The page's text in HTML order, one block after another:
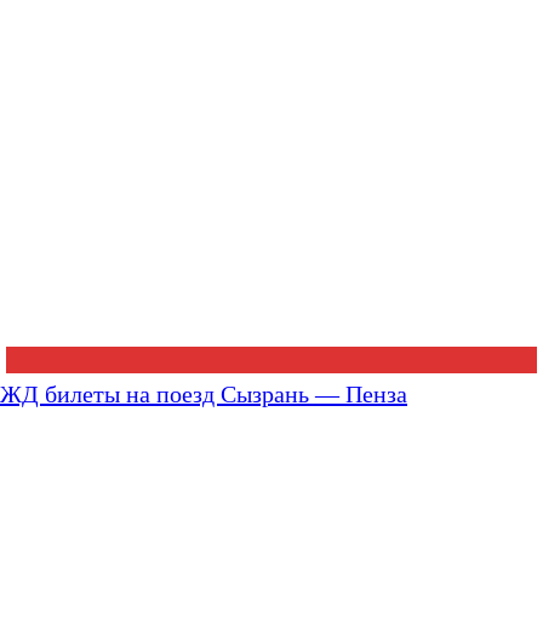
ЖД билеты на поезд Сызрань — Пенза